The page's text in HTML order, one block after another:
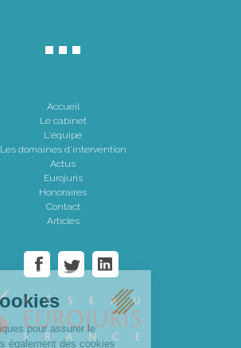
Accueil
Le cabinet
L'équipe
Les domaines d'intervention
Actus
Eurojuris
Honoraires
Contact
Articles